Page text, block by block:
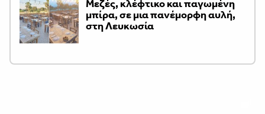
Μεζές, κλέφτικο και παγωμένη
μπίρα, σε μια πανέμορφη αυλή,
στη Λευκωσία